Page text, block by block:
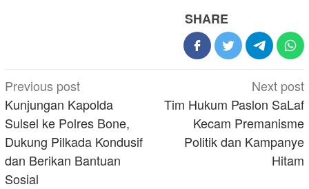
SHARE
Post
navigation
Previous post
Kunjungan Kapolda
Sulsel ke Polres Bone,
Dukung Pilkada Kondusif
dan Berikan Bantuan
Sosial
Next post
Tim Hukum Paslon SaLaf
Kecam Premanisme
Politik dan Kampanye
Hitam